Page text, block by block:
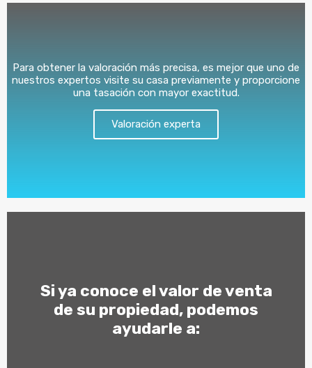
Para obtener la valoración más precisa, es mejor que uno de
nuestros expertos visite su casa previamente y proporcione
una tasación con mayor exactitud.
Valoración experta
Si ya conoce el valor de venta
de su propiedad, podemos
ayudarle a: